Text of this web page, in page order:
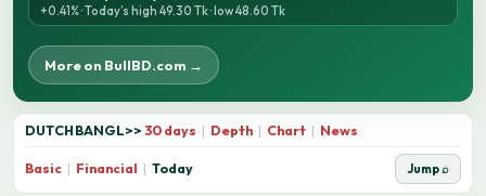
+0.41% · Today’s high 49.30 Tk · low 48.60 Tk
More on BullBD.com →
DUTCHBANGL>> 30 days | Depth | Chart | News
Basic | Financial | Today Jump ⌕